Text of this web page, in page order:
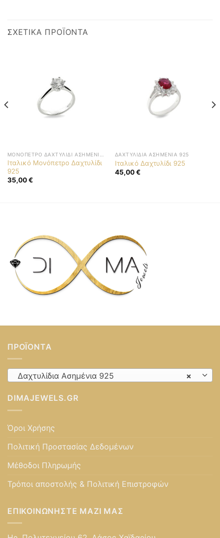
ΣΧΕΤΙΚΆ ΠΡΟΪΌΝΤΑ
Ιταλικό Μονόπετρο Δαχτυλίδι
925
35,00€
ΔΑΧΤΥΛΊΔΙΑ ΑΣΗΜΈΝΙΑ 925
Ιταλικό Δαχτυλίδι 925
45,00€
ΠΡΟΪΌΝΤΑ
×
Δαχτυλίδια Ασημένια 925
DIMAJEWELS.GR
Όροι Χρήσης
Πολιτική Προστασίας Δεδομένων
Μέθοδοι Πληρωμής
Τρόποι αποστολής & Πολιτική Επιστροφών
ΕΠΙΚΟΙΝΩΝΉΣΤΕ ΜΑΖΊ ΜΑΣ